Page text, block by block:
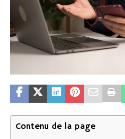
Contenu de la page